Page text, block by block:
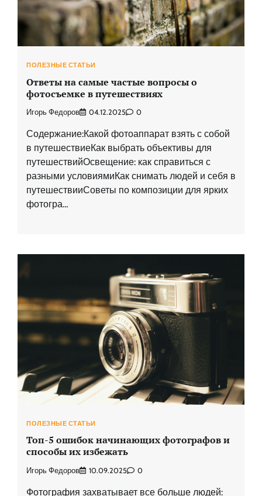
ПОЛЕЗНЫЕ СТАТЬИ
Ответы на самые частые вопросы о
фотосъемке в путешествиях
Игорь Федоров 04.12.2025 0
Содержание:Какой фотоаппарат взять с собой
в путешествиеКак выбрать объективы для
путешествийОсвещение: как справиться с
разными условиямиКак снимать людей и себя в
путешествииСоветы по композиции для ярких
фотогра…
ПОЛЕЗНЫЕ СТАТЬИ
Топ-5 ошибок начинающих фотографов и
способы их избежать
Игорь Федоров 10.09.2025 0
Фотография захватывает все больше людей: